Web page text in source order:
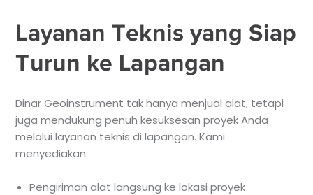
Layanan Teknis yang Siap
Turun ke Lapangan
Dinar Geoinstrument tak hanya menjual alat, tetapi
juga mendukung penuh kesuksesan proyek Anda
melalui layanan teknis di lapangan. Kami
menyediakan:
Pengiriman alat langsung ke lokasi proyek